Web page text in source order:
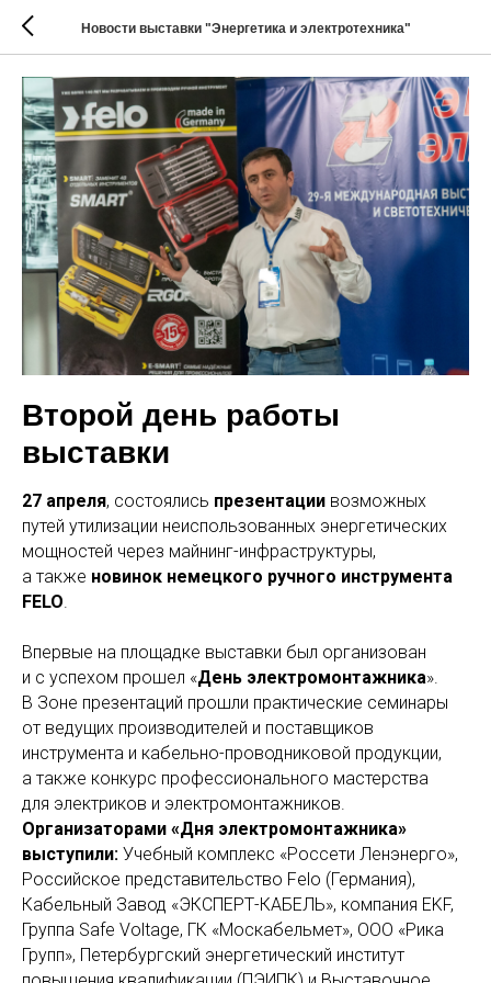
Новости выставки "Энергетика и электротехника"
Второй день работы
выставки
27 апреля, состоялись презентации возможных
путей утилизации неиспользованных энергетических
мощностей через майнинг-инфраструктуры,
а также новинок немецкого ручного инструмента
FELO.
Впервые на площадке выставки был организован
и с успехом прошел «День электромонтажника».
В Зоне презентаций прошли практические семинары
от ведущих производителей и поставщиков
инструмента и кабельно-проводниковой продукции,
а также конкурс профессионального мастерства
для электриков и электромонтажников.
Организаторами «Дня электромонтажника»
выступили: Учебный комплекс «Россети Ленэнерго»,
Российское представительство Felo (Германия),
Кабельный Завод «ЭКСПЕРТ-КАБЕЛЬ», компания EKF,
Группа Safe Voltage, ГК «Москабельмет», ООО «Рика
Групп», Петербургский энергетический институт